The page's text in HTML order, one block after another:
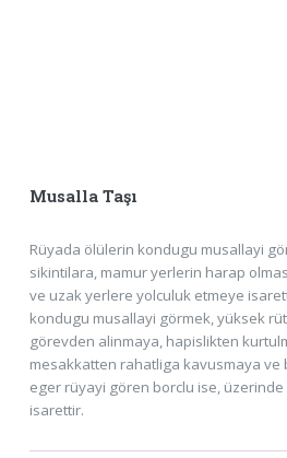
Musalla Taşı
Rüyada ölülerin kondugu musallayi
sikintilara, mamur yerlerin harap
ve uzak yerlere yolculuk etmeye
kondugu musallayi görmek, yüksek
görevden alinmaya, hapislikten
mesakkatten rahatliga kavusmaya ve
eger rüyayi gören borclu ise,
isarettir.